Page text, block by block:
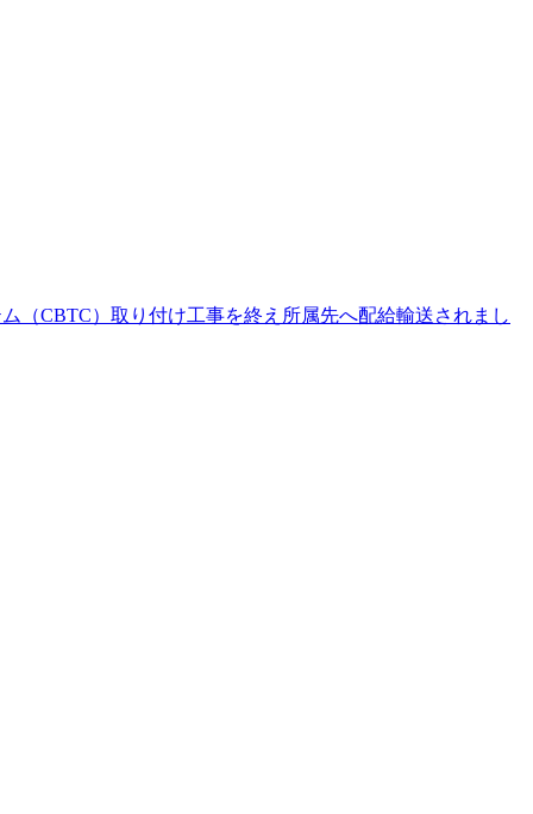
（CBTC）取り付け工事を終え所属先へ配給輸送されまし